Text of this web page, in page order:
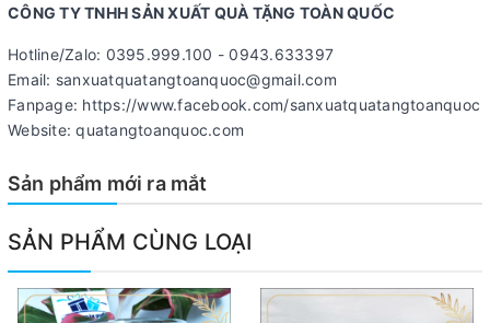
CÔNG TY TNHH SẢN XUẤT QUÀ TẶNG TOÀN QUỐC
Hotline/Zalo: 0395.999.100 - 0943.633397
Email: sanxuatquatangtoanquoc@gmail.com
Fanpage: https://www.facebook.com/sanxuatquatangtoanquoc
Website: quatangtoanquoc.com
Sản phẩm mới ra mắt
SẢN PHẨM CÙNG LOẠI